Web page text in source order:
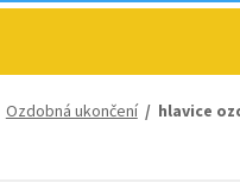
Ozdobná ukončení/ hlavice